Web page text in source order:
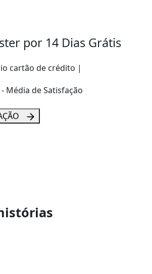
por 14 Dias Grátis
cartão de crédito |
Média de Satisfação